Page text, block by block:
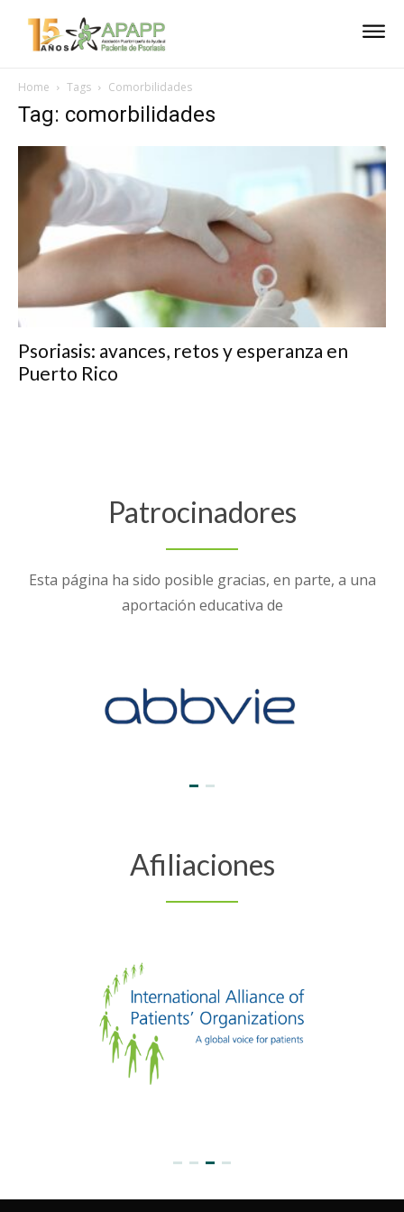
Home Tags Comorbilidades
Tag: comorbilidades
Psoriasis: avances, retos y esperanza en
Puerto Rico
Patrocinadores
Esta página ha sido posible gracias, en parte, a una
aportación educativa de
Afiliaciones